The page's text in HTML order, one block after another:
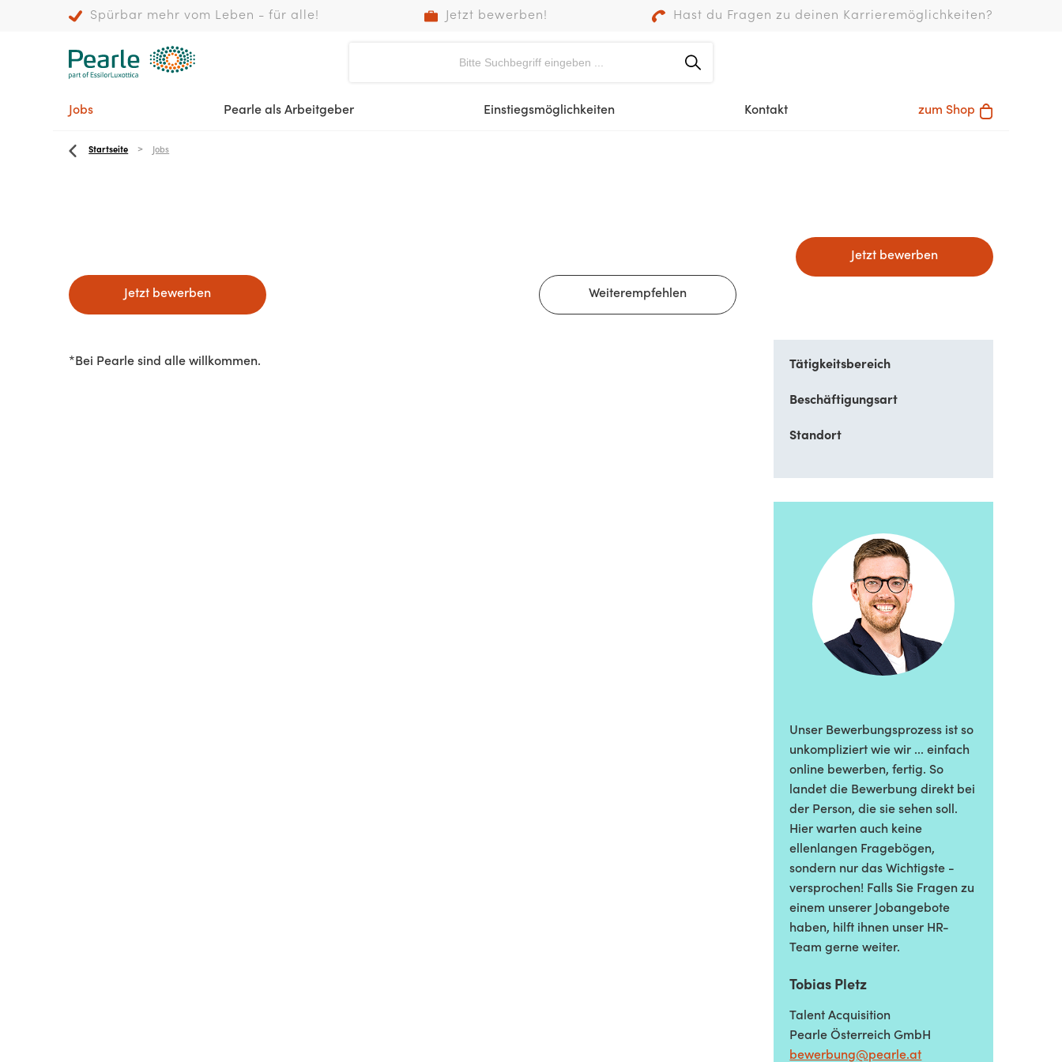
Spürbar mehr vom Leben - für alle! Jetzt bewerben! Hast du Fragen zu deinen Karrieremöglichkeiten?
Jobs Pearle als Arbeitgeber Einstiegsmöglichkeiten Kontakt zum Shop
Startseite Jobs
Jetzt bewerben Weiterempfehlen
*Bei Pearle sind alle willkommen.
Jetzt bewerben
Tätigkeitsbereich
Beschäftigungsart
Standort
Unser Bewerbungsprozess ist so
unkompliziert wie wir ... einfach
online bewerben, fertig. So
landet die Bewerbung direkt bei
der Person, die sie sehen soll.
Hier warten auch keine
ellenlangen Fragebögen,
sondern nur das Wichtigste -
versprochen! Falls Sie Fragen zu
einem unserer Jobangebote
haben, hilft ihnen unser HR-
Team gerne weiter.
Tobias Pletz
Talent Acquisition
Pearle Österreich GmbH
bewerbung@pearle.at